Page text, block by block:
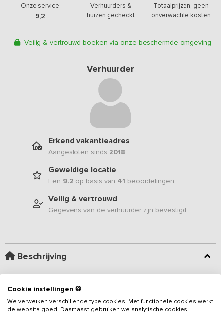
Onze service
9,2
Verhuurders &
huizen gecheckt
Totaalprijzen, geen
onverwachte kosten
Veilig & vertrouwd boeken via onze beschermde omgeving
Verhuurder
Erkend vakantieadres
Aangesloten sinds 2018
Geweldige locatie
Een 9.2 op basis van 41 beoordelingen
Veilig & vertrouwd
Gegevens van de verhuurder zijn bevestigd
Beschrijving
tussen de graan en aardappelvelden dit
groepen tot 12 personen. Het vakantiehuis is gelegen op een
actief akkerbouwbedrijf waar onder andere aardappelen,
Cookie instellingen 🍪
We verwerken verschillende type cookies. Met functionele cookies werkt
de website goed. Daarnaast gebruiken we analytische cookies